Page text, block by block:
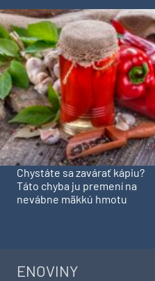
Chystáte sa zavárať kápiu?
Táto chyba ju premení na
nevábne mäkkú hmotu
ENOVINY